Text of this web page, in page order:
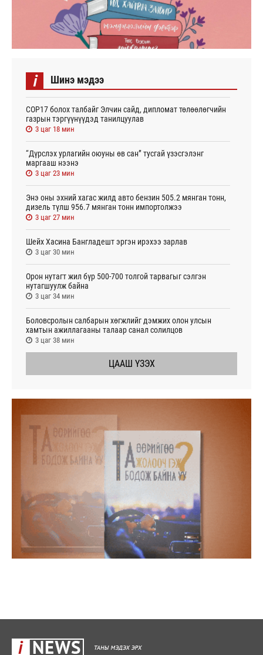
i Шинэ мэдээ
СОР17 болох талбайг Элчин сайд, дипломат төлөөлөгчийн
газрын тэргүүнүүдэд танилцуулав
3 цаг 18 мин
“Дүрслэх урлагийн оюуны өв сан” тусгай үзэсгэлэнг
маргааш нээнэ
3 цаг 23 мин
Энэ оны эхний хагас жилд авто бензин 505.2 мянган тонн,
дизель түлш 956.7 мянган тонн импортолжээ
3 цаг 27 мин
Шейх Хасина Бангладешт эргэн ирэхээ зарлав
3 цаг 30 мин
Орон нутагт жил бүр 500-700 толгой тарвагыг сэлгэн
нутагшуулж байна
3 цаг 34 мин
Боловсролын салбарын хөгжлийг дэмжих олон улсын
хамтын ажиллагааны талаар санал солилцов
3 цаг 38 мин
ЦААШ ҮЗЭХ